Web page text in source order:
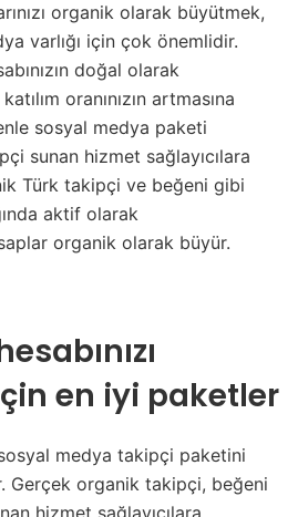
organik olarak büyütmek,
varlığı için çok önemlidir.
doğal olarak
oranınızın artmasına
sosyal medya paketi
sunan hizmet sağlayıcılara
Türk takipçi ve beğeni gibi
aktif olarak
organik olarak büyür.
en iyi paketler
medya takipçi paketini
Gerçek organik takipçi, beğeni